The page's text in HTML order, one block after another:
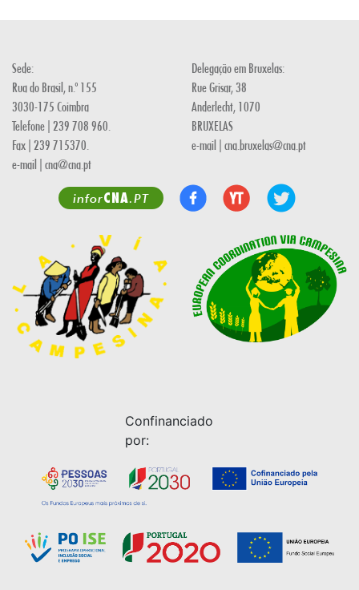
Sede:
Rua do Brasil, n.º 155
3030-175 Coimbra
Telefone | 239 708 960.
Fax | 239 715370.
e-mail | cna@cna.pt
Delegação em Bruxelas:
Rue Grisar, 38
Anderlecht, 1070
BRUXELAS
e-mail | cna.bruxelas@cna.pt
inforCNA.PT
Confinanciado
por: